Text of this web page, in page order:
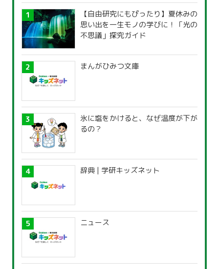
【自由研究にもぴったり】夏休みの
思い出を一生モノの学びに！「光の
不思議」探究ガイド
まんがひみつ文庫
氷に塩をかけると、なぜ温度が下が
るの？
辞典 | 学研キッズネット
ニュース